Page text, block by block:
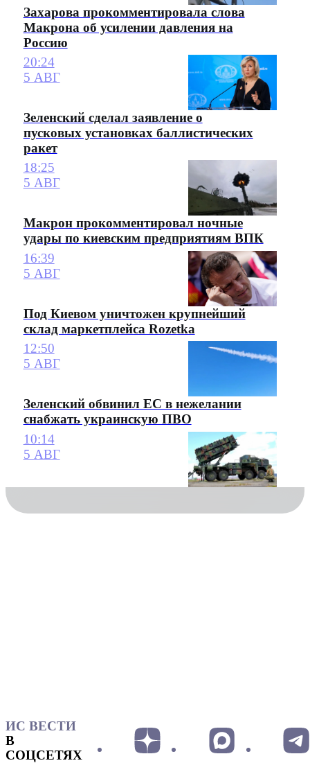
Захарова прокомментировала слова
Макрона об усилении давления на
Россию
20:24
5 АВГ
Зеленский сделал заявление о
пусковых установках баллистических
ракет
18:25
5 АВГ
Макрон прокомментировал ночные
удары по киевским предприятиям ВПК
16:39
5 АВГ
Под Киевом уничтожен крупнейший
склад маркетплейса Rozetka
12:50
5 АВГ
Зеленский обвинил ЕС в нежелании
снабжать украинскую ПВО
10:14
5 АВГ
ИС ВЕСТИ
В
СОЦСЕТЯХ